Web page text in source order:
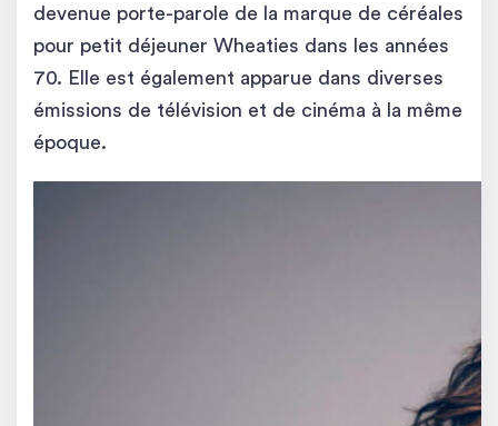
devenue porte-parole de la marque de céréales
pour petit déjeuner Wheaties dans les années
70. Elle est également apparue dans diverses
émissions de télévision et de cinéma à la même
époque.